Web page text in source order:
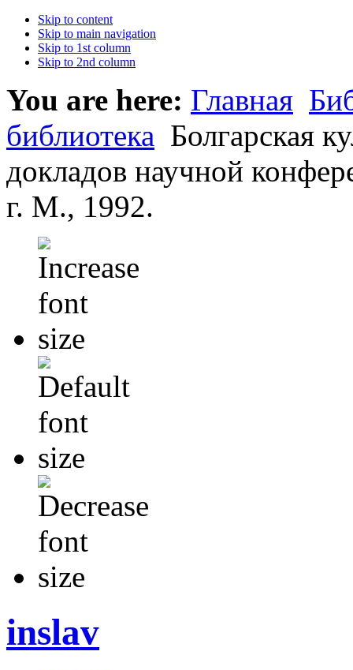
Skip to content
Skip to main navigation
Skip to 1st column
Skip to 2nd column
You are here: Главная
библиотека Болгарская
докладов научной
г. М., 1992.
inslav